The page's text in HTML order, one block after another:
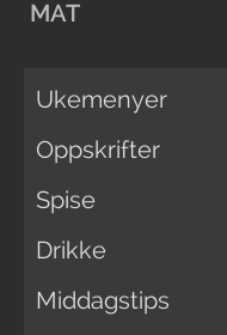
MAT
Ukemenyer
Oppskrifter
Spise
Drikke
Middagstips